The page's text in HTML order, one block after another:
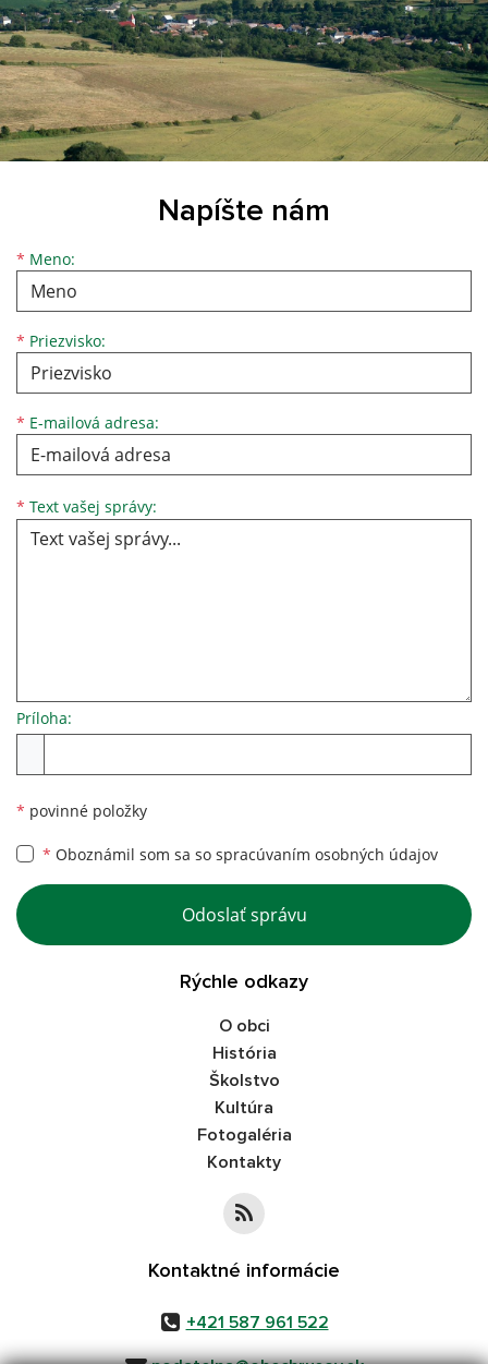
Napíšte nám
* Meno:
* Priezvisko:
* E-mailová adresa:
* Text vašej správy:
Príloha:
* povinné položky
* Oboznámil som sa so spracúvaním osobných údajov
Odoslať správu
Rýchle odkazy
O obci
História
Školstvo
Kultúra
Fotogaléria
Kontakty
Kontaktné informácie
+421 587 961 522